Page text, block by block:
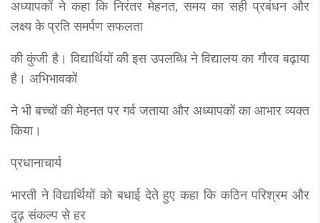
अध्यापकों ने कहा कि निरंतर मेहनत, समय का सही प्रबंधन और
लक्ष्य के प्रति समर्पण सफलता
की कुंजी है। विद्यार्थियों की इस उपलब्धि ने विद्यालय का गौरव बढ़ाया
है। अभिभावकों
ने भी बच्चों की मेहनत पर गर्व जताया और अध्यापकों का आभार व्यक्त
किया।
प्रधानाचार्य
भारती ने विद्यार्थियों को बधाई देते हुए कहा कि कठिन परिश्रम और
दृढ़ संकल्प से हर